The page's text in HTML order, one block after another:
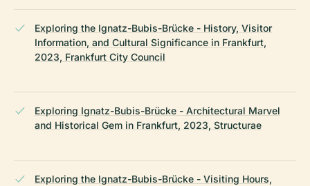
Exploring the Ignatz-Bubis-Brücke - History, Visitor
Information, and Cultural Significance in Frankfurt,
2023, Frankfurt City Council
Exploring Ignatz-Bubis-Brücke - Architectural Marvel
and Historical Gem in Frankfurt, 2023, Structurae
Exploring the Ignatz-Bubis-Brücke - Visiting Hours,